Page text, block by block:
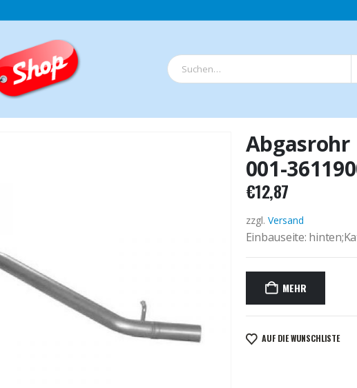
Abgasrohr
001-
€12,87
zzgl. Versand
Einbauseite:
MEHR
AUF DIE WUNSCHLISTE